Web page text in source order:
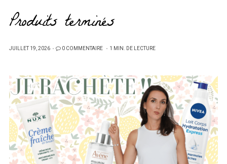
Produits terminés
PUBLIÉ
JUILLET 19, 2026 0 COMMENTAIRE 1 MIN. DE LECTURE